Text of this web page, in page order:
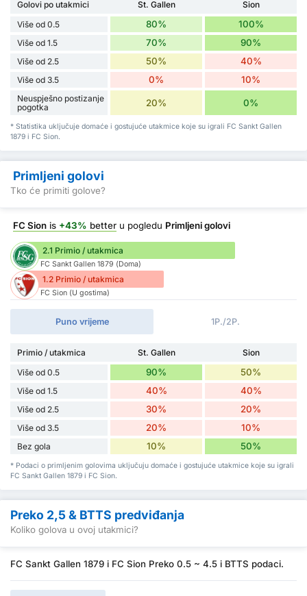
Golovi po utakmici St. Gallen
Sion
Više od 0.5
80% 100%
Više od 1.5 70% 90%
Više od 2.5 50% 40%
Više od 3.5 0% 10%
Neuspješno postizanje
pogotka
20% 0%
* Statistika uključuje domaće i gostujuće utakmice koje su igrali FC Sankt Gallen
1879 i FC Sion.
Primljeni golovi
Tko će primiti golove?
FC Sion is +43% better u pogledu Primljeni golovi
2.1 Primio / utakmica
FC Sankt Gallen 1879 (Doma)
1.2 Primio / utakmica
FC Sion (U gostima)
Puno vrijeme 1P./2P.
Primio / utakmica St. Gallen
Sion
Više od 0.5
90% 50%
Više od 1.5 40% 40%
Više od 2.5 30% 20%
Više od 3.5 20% 10%
Bez gola 10% 50%
* Podaci o primljenim golovima uključuju domaće i gostujuće utakmice koje su igrali
FC Sankt Gallen 1879 i FC Sion.
Preko 2,5 & BTTS predviđanja
Koliko golova u ovoj utakmici?
FC Sankt Gallen 1879 i FC Sion Preko 0.5 ~ 4.5 i BTTS podaci.